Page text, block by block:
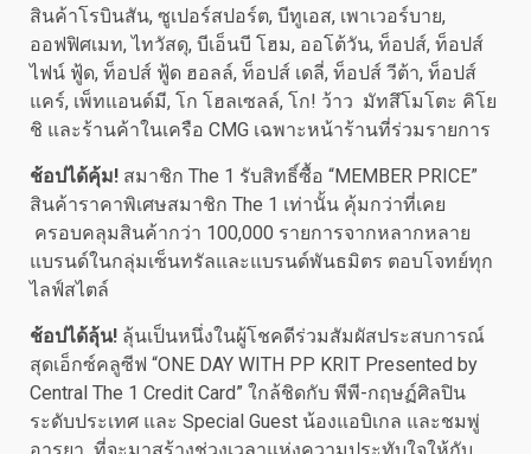
สินค้าโรบินสัน, ซูเปอร์สปอร์ต, บีทูเอส, เพาเวอร์บาย,
ออฟฟิศเมท, ไทวัสดุ, บีเอ็นบี โฮม, ออโต้วัน, ท็อปส์, ท็อปส์
ไฟน์ ฟู้ด, ท็อปส์ ฟู้ด ฮอลล์, ท็อปส์ เดลี่, ท็อปส์ วีต้า, ท็อปส์
แคร์, เพ็ทแอนด์มี, โก โฮลเซลล์, โก! ว้าว มัทสึโมโตะ คิโย
ชิ และร้านค้าในเครือ CMG เฉพาะหน้าร้านที่ร่วมรายการ
ช้อปได้คุ้ม! สมาชิก The 1 รับสิทธิ์ซื้อ “MEMBER PRICE”
สินค้าราคาพิเศษสมาชิก The 1 เท่านั้น คุ้มกว่าที่เคย
ครอบคลุมสินค้ากว่า 100,000 รายการจากหลากหลาย
แบรนด์ในกลุ่มเซ็นทรัลและแบรนด์พันธมิตร ตอบโจทย์ทุก
ไลฟ์สไตล์
ช้อปได้ลุ้น! ลุ้นเป็นหนึ่งในผู้โชคดีร่วมสัมผัสประสบการณ์
สุดเอ็กซ์คลูซีฟ “ONE DAY WITH PP KRIT Presented by
Central The 1 Credit Card” ใกล้ชิดกับ พีพี-กฤษฏ์ศิลปิน
ระดับประเทศ และ Special Guest น้องแอบิเกล และชมพู่